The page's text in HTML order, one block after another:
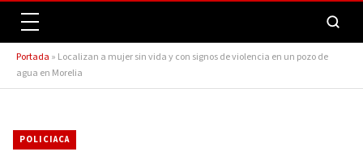
Portada » Localizan a mujer sin vida y con signos de violencia en un pozo de
agua en Morelia
POLICIACA